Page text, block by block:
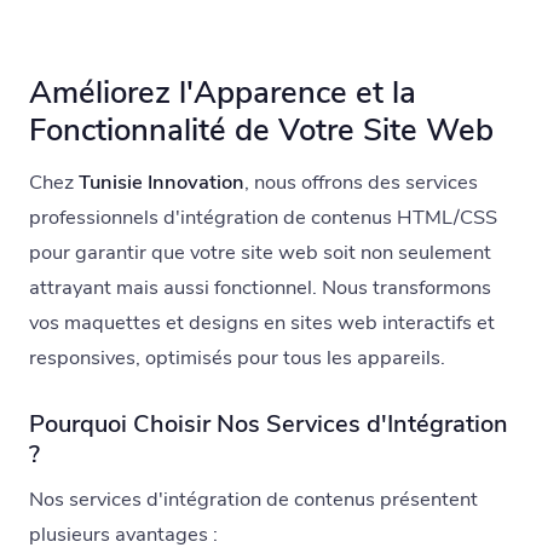
Améliorez l'Apparence et la
Fonctionnalité de Votre Site Web
ChezTunisie Innovation, nous offrons des services
professionnels d'intégration de contenus HTML/CSS
pour garantir que votre site web soit non seulement
attrayant mais aussi fonctionnel. Nous transformons
vos maquettes et designs en sites web interactifs et
responsives, optimisés pour tous les appareils.
Pourquoi Choisir Nos Services d'Intégration
?
Nos services d'intégration de contenus présentent
plusieurs avantages :